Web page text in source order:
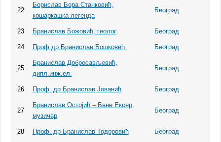
22
Бoрислав Бора Станковић,
кошаркашка легенда
Београд
23 Бранислав Божовић, геолог Београд
24 Проф.др Бранислав Бошковић Београд
25
Бранислав Добросављевић,
дипл.инж.ел.
Београд
26 Проф. др Бранислав Јованић Београд
27
Бранислав Остојић – Бане Ексер,
музичар
Београд
28 Проф. др Бранислав Тодоровић Београд